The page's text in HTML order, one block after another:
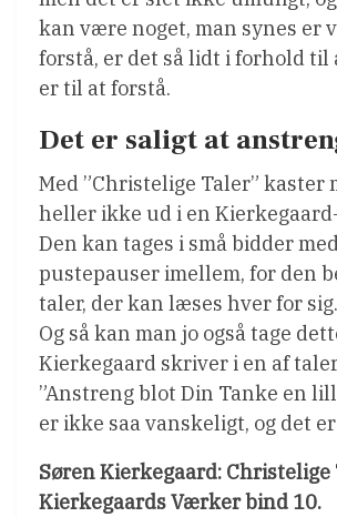
kan være noget, man synes er
forstå, er det så lidt i forhold til
er til at forstå.
Det er saligt at
Med ”Christelige Taler” kaster
heller ikke ud i en
Den kan tages i små bidder
pustepauser imellem, for den
taler, der kan læses hver for sig.
Og så kan man jo også tage
Kierkegaard skriver i en af
”Anstreng blot Din Tanke en
er ikke saa vanskeligt, og det
Søren Kierkegaard: Christelige
Kierkegaards Værker bind 10.